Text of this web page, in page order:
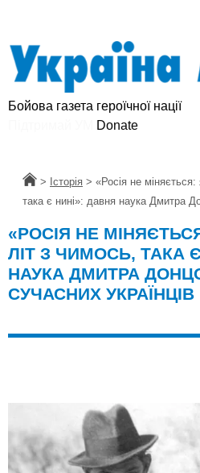
Бойова газета героїчної нації
Головна
> Історія > «Росія не
така є нині»: давня наука Дмитра
«РОСІЯ НЕ
ЛІТ З ЧИМОСЬ, ТАКА
НАУКА ДМИТРА
СУЧАСНИХ УКРАЇНЦІВ